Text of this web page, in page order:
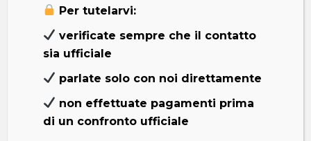
vetture in pronta consegna e non solo !
Da noi protrai trovare tutte le promozioni
ufficiali del Marchio Mitsubishi, finanziamenti
agevolati e soluzioni di acquisto
Hai un’auto usata che non vuoi tenere ? È un
Per tutelarvi:
verificate sempre che il contatto
sia ufficiale
parlate solo con noi direttamente
non effettuate pagamenti prima
di un confronto ufficiale